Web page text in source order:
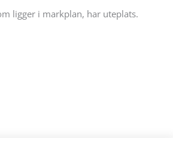
ligger i markplan, har uteplats.